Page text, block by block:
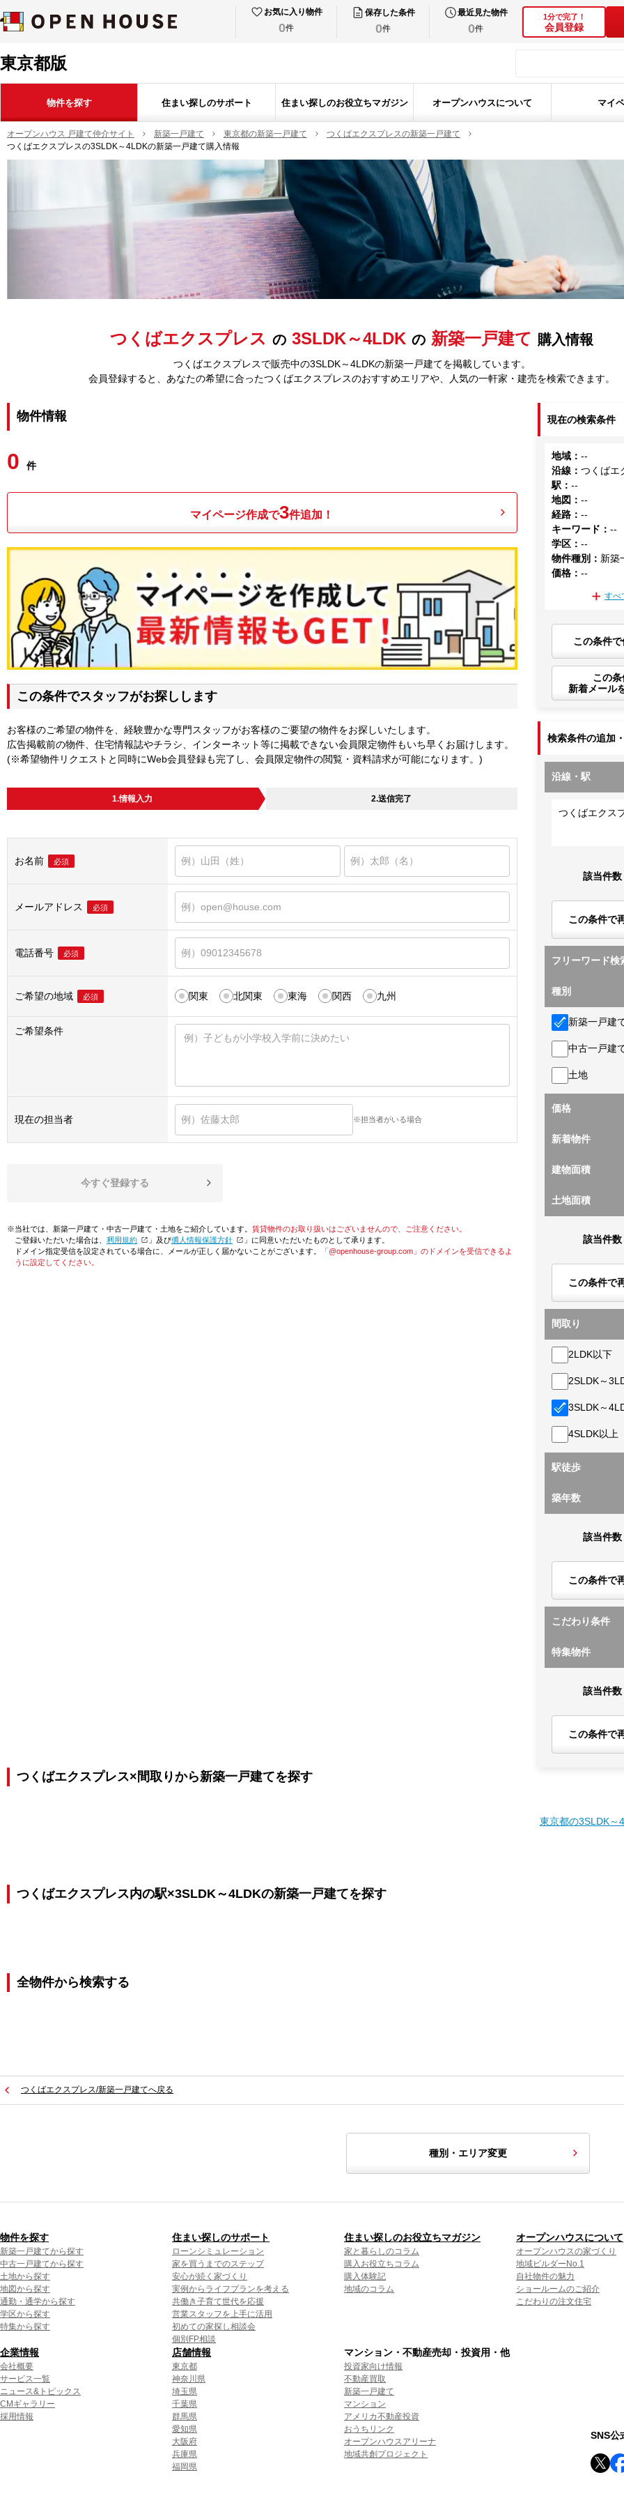
お気に入り物件
0件
保存した条件
0件
最近見た物件
0件
1分で完了！
会員登録
東京都版
物件を探す 住まい探しのサポート 住まい探しのお役立ちマガジン オープンハウスについて マイ
オープンハウス 戸建て仲介サイト 新築一戸建て 東京都の新築一戸建て
つくばエクスプレスの新築一戸建て
つくばエクスプレスの3SLDK～4LDKの新築一戸建て購入情報
つくばエクスプレス の 3SLDK～4LDK の 新築一戸建て 購入情報
つくばエクスプレスで販売中の3SLDK～4LDKの新築一戸建てを掲載しています。
会員登録すると、あなたの希望に合ったつくばエクスプレスのおすすめエリアや、人気の一軒家・建売を検索できます。
物件情報
0 件
マイページ作成で3件追加！
この条件でスタッフがお探しします
お客様のご希望の物件を、経験豊かな専門スタッフがお客様のご要望の物件をお探しいたします。
広告掲載前の物件、住宅情報誌やチラシ、インターネット等に掲載できない会員限定物件もいち早くお届けします。
(※希望物件リクエストと同時にWeb会員登録も完了し、会員限定物件の閲覧・資料請求が可能になります。)
1.情報入力 2.送信完了
お名前 必須
メールアドレス 必須
電話番号 必須
ご希望の地域 必須 関東 北関東 東海 関西 九州
ご希望条件
現在の担当者 ※担当者がいる場合
今すぐ登録する
※当社では、新築一戸建て・中古一戸建て・土地をご紹介しています。 賃貸物件のお取り扱いはございませんので、ご注意ください。
ご登録いただいた場合は、「利用規約 」及び「個人情報保護方針
」に同意いただいたものとして承ります。
ドメイン指定受信を設定されている場合に、メールが正しく届かないことがございます。
「@openhouse-group.com」のドメインを受信できるよ
うに設定してください。
現在の検索条件
地域 ：--
沿線 ：つくばエ
駅 ：--
地図 ：--
経路 ：--
キーワード ：--
学区 ：--
物件種別 ： 新築
価格 ：--
すべ
この条件
この
新着メール
検索条件の追加
沿線・駅
つくばエクス
該当件数
この条件で
フリーワード検
種別
新築一戸建
中古一戸建
土地
価格
新着物件
建物面積
土地面積
該当件数
この条件で
間取り
2LDK以下
2SLDK～
3SLDK～
4SLDK以上
駅徒歩
築年数
該当件数
この条件で
こだわり条件
特集物件
該当件数
この条件で
つくばエクスプレス×間取りから新築一戸建てを探す
東京都の3SLDK～
つくばエクスプレス内の駅×3SLDK～4LDKの新築一戸建てを探す
全物件から検索する
つくばエクスプレス/新築一戸建てへ戻る
種別・エリア変更
物件を探す
新築一戸建てから探す
中古一戸建てから探す
土地から探す
地図から探す
通勤・通学から探す
学区から探す
特集から探す
住まい探しのサポート
ローンシミュレーション
家を買うまでのステップ
安心が続く家づくり
実例からライフプランを考える
共働き子育て世代を応援
営業スタッフを上手に活用
初めての家探し相談会
個別FP相談
住まい探しのお役立ちマガジン
家と暮らしのコラム
購入お役立ちコラム
購入体験記
地域のコラム
オープンハウスについて
オープンハウスの家づくり
地域ビルダーNo.1
自社物件の魅力
ショールームのご紹介
こだわりの注文住宅
企業情報
会社概要
サービス一覧
ニュース&トピックス
CMギャラリー
採用情報
店舗情報
東京都
神奈川県
埼玉県
千葉県
群馬県
愛知県
大阪府
兵庫県
福岡県
マンション・不動産売却・投資用・他
投資家向け情報
不動産買取
新築一戸建て
マンション
アメリカ不動産投資
おうちリンク
オープンハウスアリーナ
地域共創プロジェクト
SNS公